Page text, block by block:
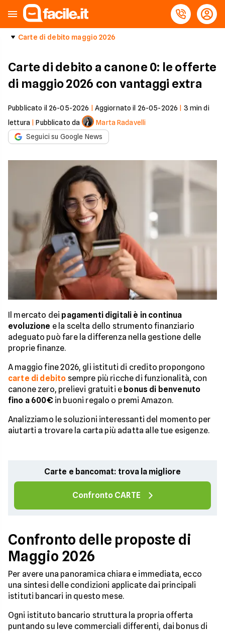
Carte di debito maggio 2026
Carte di debito a canone 0: le offerte
di maggio 2026 con vantaggi extra
Pubblicato il 26-05-2026 Aggiornato il 26-05-2026 3 min di
lettura |Pubblicato da
Marta Radavelli
Seguici su Google News
Il mercato dei pagamenti digitali è in continua
evoluzione e la scelta dello strumento finanziario
adeguato può fare la differenza nella gestione delle
proprie finanze.
A maggio fine 2026, gli istituti di credito propongono
carte di debito sempre più ricche di funzionalità, con
canone zero, prelievi gratuiti e bonus di benvenuto
fino a 600€ in buoni regalo o premi Amazon.
Analizziamo le soluzioni interessanti del momento per
aiutarti a trovare la carta più adatta alle tue esigenze.
Carte e bancomat: trova la migliore
Confronto CARTE
Confronto delle proposte di
Maggio 2026
Per avere una panoramica chiara e immediata, ecco
una sintesi delle condizioni applicate dai principali
istituti bancari in questo mese.
Ogni istituto bancario struttura la propria offerta
puntando su leve commerciali differenti, dai bonus di